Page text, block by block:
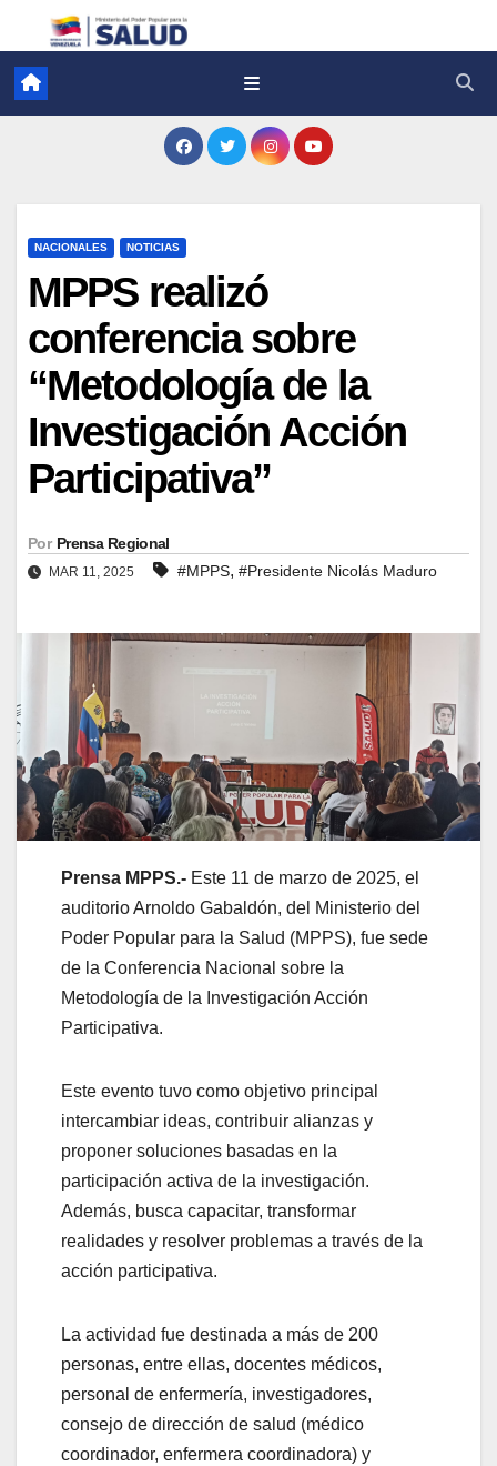
NACIONALES NOTICIAS
MPPS realizó
conferencia sobre
“Metodología de la
Investigación Acción
Participativa”
Por Prensa Regional
MAR 11, 2025 #MPPS, #Presidente Nicolás Maduro
Prensa MPPS.- Este 11 de marzo de 2025, el
auditorio Arnoldo Gabaldón, del Ministerio del
Poder Popular para la Salud (MPPS), fue sede
de la Conferencia Nacional sobre la
Metodología de la Investigación Acción
Participativa.
Este evento tuvo como objetivo principal
intercambiar ideas, contribuir alianzas y
proponer soluciones basadas en la
participación activa de la investigación.
Además, busca capacitar, transformar
realidades y resolver problemas a través de la
acción participativa.
La actividad fue destinada a más de 200
personas, entre ellas, docentes médicos,
personal de enfermería, investigadores,
consejo de dirección de salud (médico
coordinador, enfermera coordinadora) y